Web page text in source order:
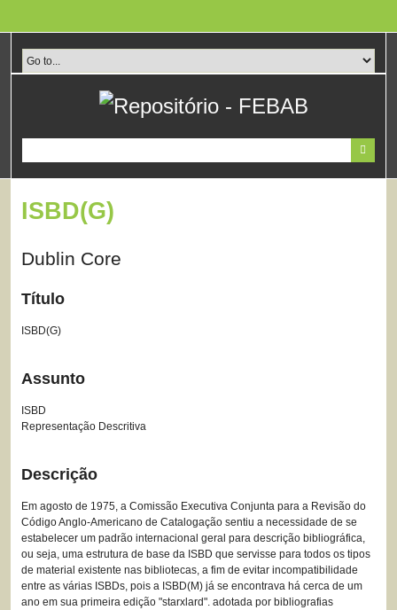
conteúdo
principal
ISBD(G)
Dublin Core
Título
ISBD(G)
Assunto
ISBD
Representação Descritiva
Descrição
Em agosto de 1975, a Comissão Executiva Conjunta para a Revisão do
Código Anglo-Americano de Catalogação sentiu a necessidade de se
estabelecer um padrão internacional geral para descrição bibliográfica,
ou seja, uma estrutura de base da ISBD que servisse para todos os tipos
de material existente nas bibliotecas, a fim de evitar incompatibilidade
entre as várias ISBDs, pois a ISBD(M) já se encontrava há cerca de um
ano em sua primeira edição "starxlard". adotada por bibliografias